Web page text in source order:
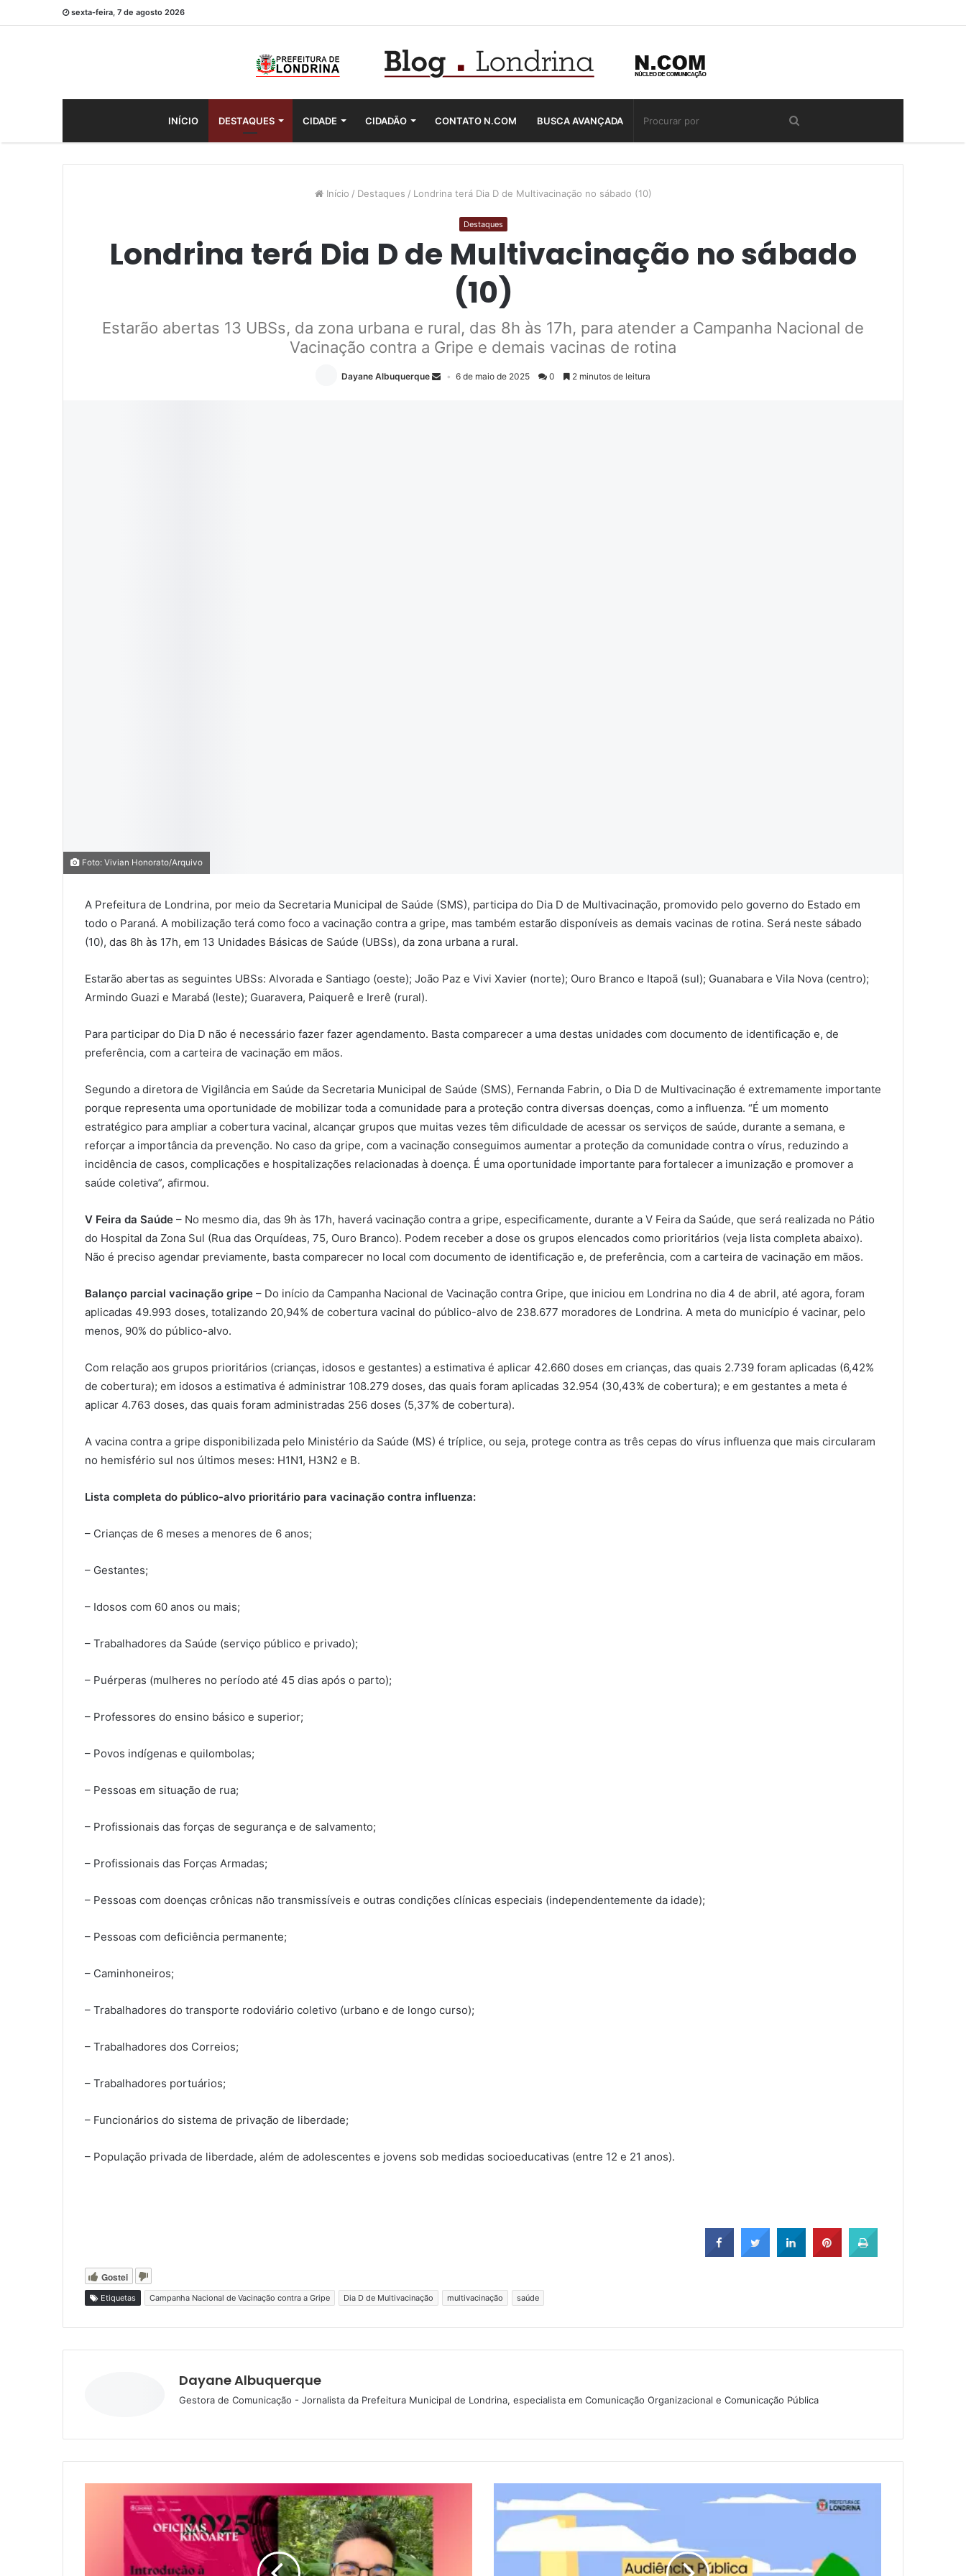
sexta-feira, 7 de agosto 2026
INÍCIO DESTAQUES CIDADE CIDADÃO CONTATO N.COM BUSCA AVANÇADA
Início / Destaques / Londrina terá Dia D de Multivacinação no sábado (10)
Destaques
Londrina terá Dia D de Multivacinação no sábado
(10)
Estarão abertas 13 UBSs, da zona urbana e rural, das 8h às 17h, para atender a Campanha Nacional de
Vacinação contra a Gripe e demais vacinas de rotina
Dayane Albuquerque 6 de maio de 2025 0 2 minutos de leitura
Foto: Vivian Honorato/Arquivo
A Prefeitura de Londrina, por meio da Secretaria Municipal de Saúde (SMS), participa do Dia D de Multivacinação, promovido pelo governo do Estado em
todo o Paraná. A mobilização terá como foco a vacinação contra a gripe, mas também estarão disponíveis as demais vacinas de rotina. Será neste sábado
(10), das 8h às 17h, em 13 Unidades Básicas de Saúde (UBSs), da zona urbana a rural.
Estarão abertas as seguintes UBSs: Alvorada e Santiago (oeste); João Paz e Vivi Xavier (norte); Ouro Branco e Itapoã (sul); Guanabara e Vila Nova (centro);
Armindo Guazi e Marabá (leste); Guaravera, Paiquerê e Irerê (rural).
Para participar do Dia D não é necessário fazer fazer agendamento. Basta comparecer a uma destas unidades com documento de identificação e, de
preferência, com a carteira de vacinação em mãos.
Segundo a diretora de Vigilância em Saúde da Secretaria Municipal de Saúde (SMS), Fernanda Fabrin, o Dia D de Multivacinação é extremamente importante
porque representa uma oportunidade de mobilizar toda a comunidade para a proteção contra diversas doenças, como a influenza. “É um momento
estratégico para ampliar a cobertura vacinal, alcançar grupos que muitas vezes têm dificuldade de acessar os serviços de saúde, durante a semana, e
reforçar a importância da prevenção. No caso da gripe, com a vacinação conseguimos aumentar a proteção da comunidade contra o vírus, reduzindo a
incidência de casos, complicações e hospitalizações relacionadas à doença. É uma oportunidade importante para fortalecer a imunização e promover a
saúde coletiva”, afirmou.
V Feira da Saúde – No mesmo dia, das 9h às 17h, haverá vacinação contra a gripe, especificamente, durante a V Feira da Saúde, que será realizada no Pátio
do Hospital da Zona Sul (Rua das Orquídeas, 75, Ouro Branco). Podem receber a dose os grupos elencados como prioritários (veja lista completa abaixo).
Não é preciso agendar previamente, basta comparecer no local com documento de identificação e, de preferência, com a carteira de vacinação em mãos.
Balanço parcial vacinação gripe – Do início da Campanha Nacional de Vacinação contra Gripe, que iniciou em Londrina no dia 4 de abril, até agora, foram
aplicadas 49.993 doses, totalizando 20,94% de cobertura vacinal do público-alvo de 238.677 moradores de Londrina. A meta do município é vacinar, pelo
menos, 90% do público-alvo.
Com relação aos grupos prioritários (crianças, idosos e gestantes) a estimativa é aplicar 42.660 doses em crianças, das quais 2.739 foram aplicadas (6,42%
de cobertura); em idosos a estimativa é administrar 108.279 doses, das quais foram aplicadas 32.954 (30,43% de cobertura); e em gestantes a meta é
aplicar 4.763 doses, das quais foram administradas 256 doses (5,37% de cobertura).
A vacina contra a gripe disponibilizada pelo Ministério da Saúde (MS) é tríplice, ou seja, protege contra as três cepas do vírus influenza que mais circularam
no hemisfério sul nos últimos meses: H1N1, H3N2 e B.
Lista completa do público-alvo prioritário para vacinação contra influenza:
– Crianças de 6 meses a menores de 6 anos;
– Gestantes;
– Idosos com 60 anos ou mais;
– Trabalhadores da Saúde (serviço público e privado);
– Puérperas (mulheres no período até 45 dias após o parto);
– Professores do ensino básico e superior;
– Povos indígenas e quilombolas;
– Pessoas em situação de rua;
– Profissionais das forças de segurança e de salvamento;
– Profissionais das Forças Armadas;
– Pessoas com doenças crônicas não transmissíveis e outras condições clínicas especiais (independentemente da idade);
– Pessoas com deficiência permanente;
– Caminhoneiros;
– Trabalhadores do transporte rodoviário coletivo (urbano e de longo curso);
– Trabalhadores dos Correios;
– Trabalhadores portuários;
– Funcionários do sistema de privação de liberdade;
– População privada de liberdade, além de adolescentes e jovens sob medidas socioeducativas (entre 12 e 21 anos).
Gostei
Etiquetas Campanha Nacional de Vacinação contra a Gripe Dia D de Multivacinação multivacinação saúde
Dayane Albuquerque
Gestora de Comunicação - Jornalista da Prefeitura Municipal de Londrina, especialista em Comunicação Organizacional e Comunicação Pública